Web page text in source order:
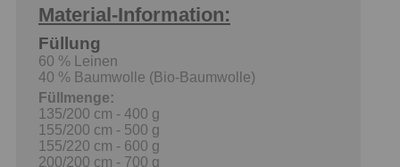
Material-Information:
Füllung
60 % Leinen
40 % Baumwolle (Bio-Baumwolle)
Füllmenge:
135/200 cm - 400 g
155/200 cm - 500 g
155/220 cm - 600 g
200/200 cm - 700 g